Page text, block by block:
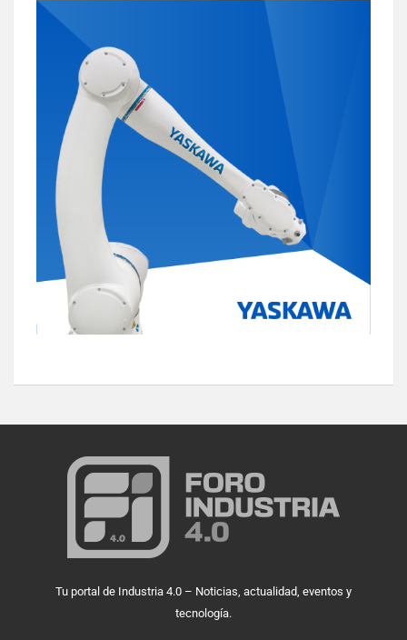
Tu portal de Industria 4.0 – Noticias, actualidad, eventos y
tecnología.